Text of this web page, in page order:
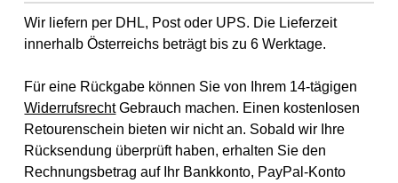
Wir liefern per DHL, Post oder UPS. Die Lieferzeit
innerhalb Österreichs beträgt bis zu 6 Werktage.
Für eine Rückgabe können Sie von Ihrem 14-tägigen
WiderrufsrechtGebrauch machen. Einen kostenlosen
Retourenschein bieten wir nicht an. Sobald wir Ihre
Rücksendung überprüft haben, erhalten Sie den
Rechnungsbetrag auf Ihr Bankkonto, PayPal-Konto